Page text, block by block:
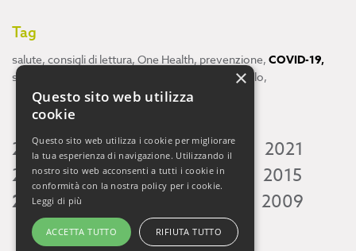
Tag
salute, consigli di lettura, One Health, prevenzione, COVID-19,
scienza cervello,
2026 2025 2024 2023 2022
2021
2020 2019 2018 2017 2016
2015
2014 2013 2009
×
Questo sito web utilizza
cookie
Questo sito web utilizza i cookie per migliorare
la tua esperienza di navigazione. Utilizzando il
nostro sito web acconsenti a tutti i cookie in
conformità con la nostra policy per i cookie.
Leggi di più
ACCETTA TUTTO RIFIUTA TUTTO